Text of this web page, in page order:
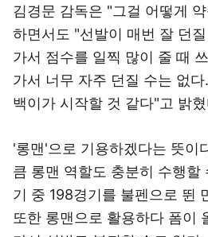
김경문 감독은 "그걸 어떻게
하면서도 "선발이 매번 잘 던
가서 점수를 일찍 많이 줄 때
가서 너무 자주 던질 수는 없
백이가 시작할 것 같다"고 밝
'롱맨'으로 기용하겠다는 뜻이
큼 롱맨 역할도 충분히 수행할
기 중 198경기를 불펜으로 뛴
또한 롱맨으로 활용하다 폼이